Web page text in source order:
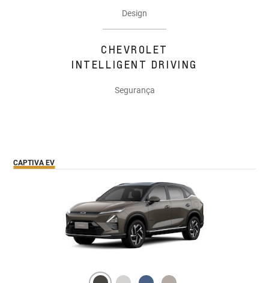
Design
CHEVROLET
INTELLIGENT DRIVING
Segurança
CAPTIVA EV